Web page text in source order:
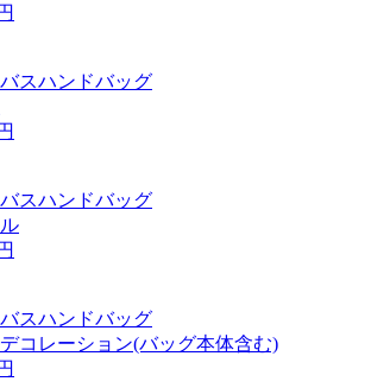
スハンドバッグ
スハンドバッグ
スハンドバッグ
コレーション(バッグ本体含む)